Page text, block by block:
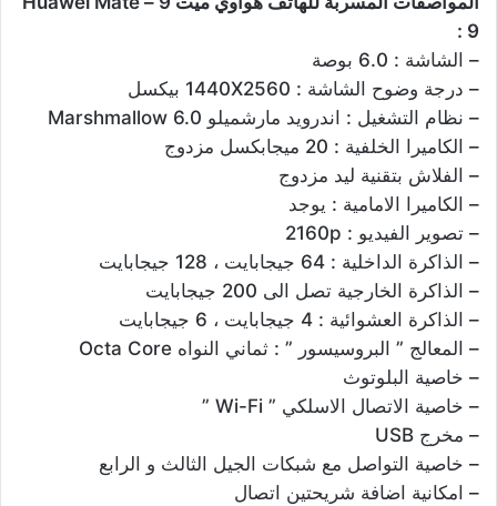
9 :
– الشاشة : 6.0 بوصة
– درجة وضوح الشاشة : 1440X2560 بيكسل
– نظام التشغيل : اندرويد مارشميلو Marshmallow 6.0
– الكاميرا الخلفية : 20 ميجابكسل مزدوج
– الفلاش بتقنية ليد مزدوج
– الكاميرا الامامية : يوجد
– تصوير الفيديو : 2160p
– الذاكرة الداخلية : 64 جيجابايت ، 128 جيجابايت
– الذاكرة الخارجية تصل الى 200 جيجابايت
– الذاكرة العشوائية : 4 جيجابايت ، 6 جيجابايت
– المعالج ” البروسيسور ” : ثماني النواه Octa Core
– خاصية البلوتوث
– خاصية الاتصال الاسلكي ” Wi-Fi ”
– مخرج USB
– خاصية التواصل مع شبكات الجيل الثالث و الرابع
– امكانية اضافة شريحتين اتصال